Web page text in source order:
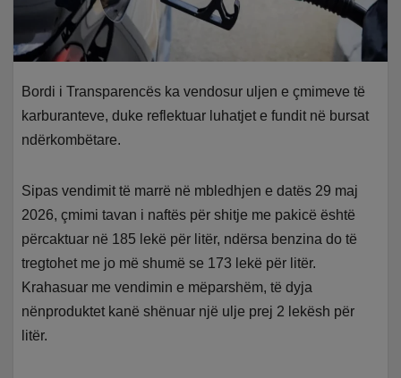
Bordi i Transparencës ka vendosur uljen e çmimeve të
karburanteve, duke reflektuar luhatjet e fundit në bursat
ndërkombëtare.
Sipas vendimit të marrë në mbledhjen e datës 29 maj
2026, çmimi tavan i naftës për shitje me pakicë është
përcaktuar në 185 lekë për litër, ndërsa benzina do të
tregtohet me jo më shumë se 173 lekë për litër.
Krahasuar me vendimin e mëparshëm, të dyja
nënproduktet kanë shënuar një ulje prej 2 lekësh për
litër.